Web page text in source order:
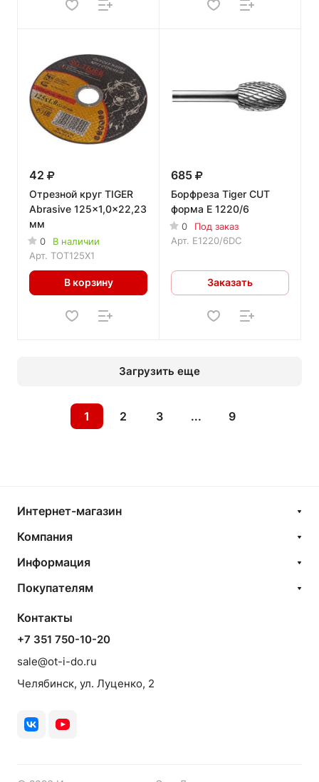
42
Отрезной круг TIGER
Abrasive 125x1,0x22,23
мм
0
В наличии
Арт. TOT125X1
В корзину
685
Борфреза Tiger CUT
форма E 1220/6
0
Под заказ
Арт. E1220/6DC
Заказать
Загрузить еще
1 2 3 ... 9
Интернет-магазин
Компания
Информация
Покупателям
Контакты
+7 351 750-10-20
sale@ot-i-do.ru
Челябинск, ул. Луценко, 2